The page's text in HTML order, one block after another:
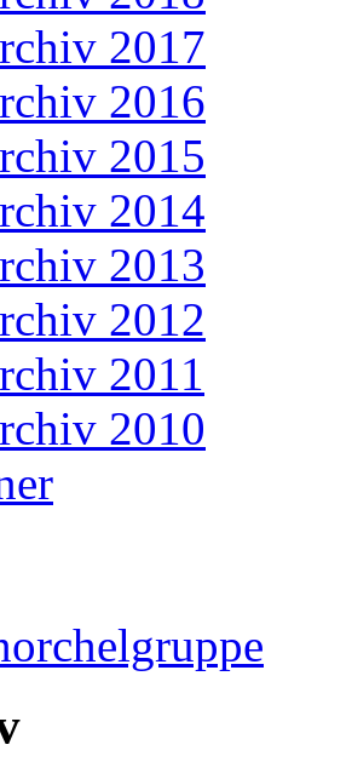
2017
2016
2015
2014
2013
2012
2011
2010